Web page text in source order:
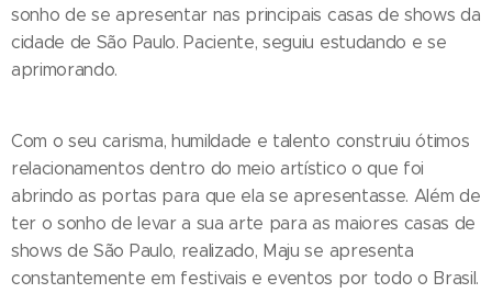
sonho de se apresentar nas principais casas de shows da
cidade de São Paulo. Paciente, seguiu estudando e se
aprimorando.
Com o seu carisma, humildade e talento construiu ótimos
relacionamentos dentro do meio artístico o que foi
abrindo as portas para que ela se apresentasse. Além de
ter o sonho de levar a sua arte para as maiores casas de
shows de São Paulo, realizado, Maju se apresenta
constantemente em festivais e eventos por todo o Brasil.